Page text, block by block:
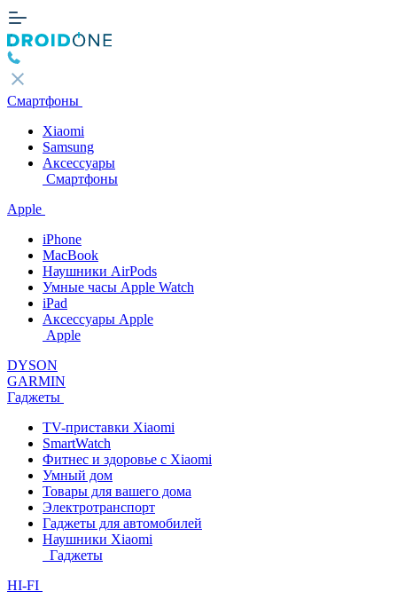
Смартфоны
Xiaomi
Samsung
Аксессуары
Смартфоны
Apple
iPhone
MacBook
Наушники AirPods
Умные часы Apple Watch
iPad
Аксессуары Apple
Apple
DYSON
GARMIN
Гаджеты
TV-приставки Xiaomi
SmartWatch
Фитнес и здоровье с Xiaomi
Умный дом
Товары для вашего дома
Электротранспорт
Гаджеты для автомобилей
Наушники Xiaomi
Гаджеты
HI-FI